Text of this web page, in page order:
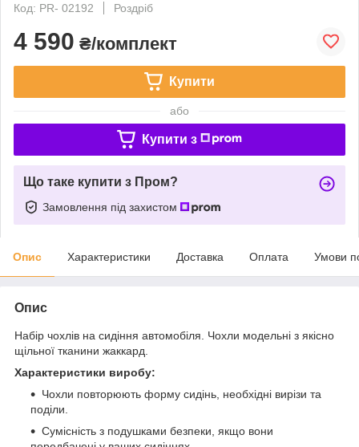
Код: PR- 02192
Роздріб
4 590 ₴/комплект
Купити
або
Купити з
Що таке купити з Пром?
Замовлення під захистом
Опис Характеристики Доставка Оплата Умови
Опис
Набір чохлів на сидіння автомобіля. Чохли модельні з якісно
щільної тканини жаккард.
Характеристики виробу:
Чохли повторюють форму сидінь, необхідні вирізи та
поділи.
Сумісність з подушками безпеки, якщо вони